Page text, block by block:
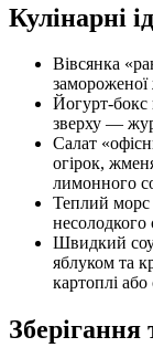
Кулінарні
Вівсянка
Йогурт-бокс
зверху —
Салат
огірок,
лимонного
Теплий морс
несолодкого
Швидкий
яблуком та
картоплі або
Зберігання